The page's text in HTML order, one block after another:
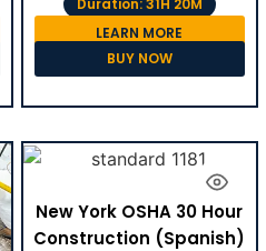
Duration: 31H 20M
LEARN MORE
BUY NOW
New York OSHA 30 Hour
Construction (Spanish)